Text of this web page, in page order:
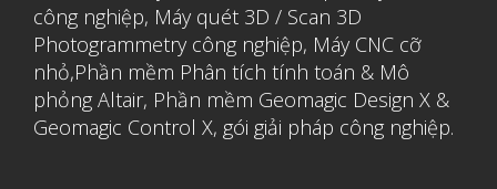
công nghiệp, Máy quét 3D / Scan 3D
Photogrammetry công nghiệp, Máy CNC cỡ
nhỏ,Phần mềm Phân tích tính toán & Mô
phỏng Altair, Phần mềm Geomagic Design X &
Geomagic Control X, gói giải pháp công nghiệp.